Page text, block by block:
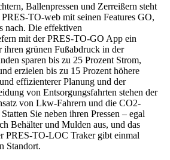
Ballenpressen und Zerreißern steht
TO-web mit seinen Features GO,
Die effektiven
mit der PRES-TO-GO App ein
grünen Fußabdruck in der
sparen bis zu 25 Prozent Strom,
erzielen bis zu 15 Prozent höhere
effizienterer Planung und der
von Entsorgungsfahrten stehen der
von Lkw-Fahrern und die CO2-
Sie neben ihren Pressen – egal
Behälter und Mulden aus, und das
PRES-TO-LOC Traker gibt einmal
Standort.